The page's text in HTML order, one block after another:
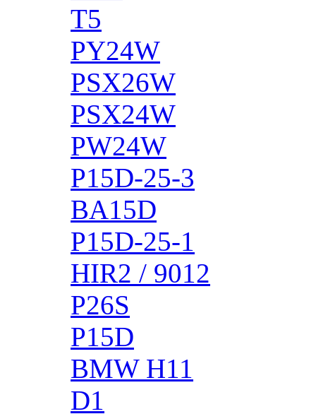
T5
PY24W
PSX26W
PSX24W
PW24W
P15D-25-3
BA15D
P15D-25-1
HIR2 / 9012
P26S
P15D
BMW H11
D1